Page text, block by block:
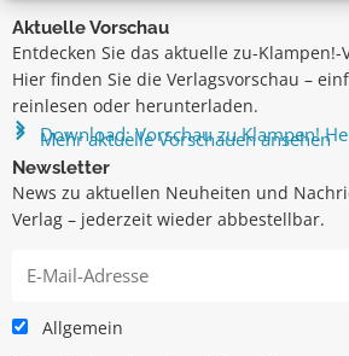
Aktuelle Vorschau
Entdecken Sie das aktuelle zu-
Hier finden Sie die Verlagsvorschau –
reinlesen oder herunterladen.
Download: Vorschau zu Klampen!
Mehr aktuelle Vorschauen ansehen
Newsletter
News zu aktuellen Neuheiten und
Verlag – jederzeit wieder abbestellbar.
Allgemein